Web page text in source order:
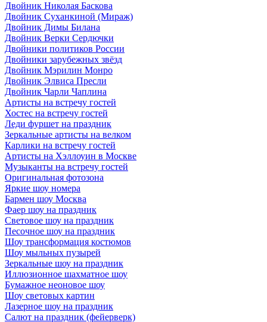
Двойник Николая Баскова
Двойник Суханкиной (Мираж)
Двойник Димы Билана
Двойник Верки Сердючки
Двойники политиков России
Двойники зарубежных звёзд
Двойник Мэрилин Монро
Двойник Элвиса Пресли
Двойник Чарли Чаплина
Артисты на встречу гостей
Хостес на встречу гостей
Леди фуршет на праздник
Зеркальные артисты на велком
Карлики на встречу гостей
Артисты на Хэллоуин в Москве
Музыканты на встречу гостей
Оригинальная фотозона
Яркие шоу номера
Бармен шоу Москва
Фаер шоу на праздник
Световое шоу на праздник
Песочное шоу на праздник
Шоу трансформация костюмов
Шоу мыльных пузырей
Зеркальные шоу на праздник
Иллюзионное шахматное шоу
Бумажное неоновое шоу
Шоу световых картин
Лазерное шоу на праздник
Салют на праздник (фейерверк)